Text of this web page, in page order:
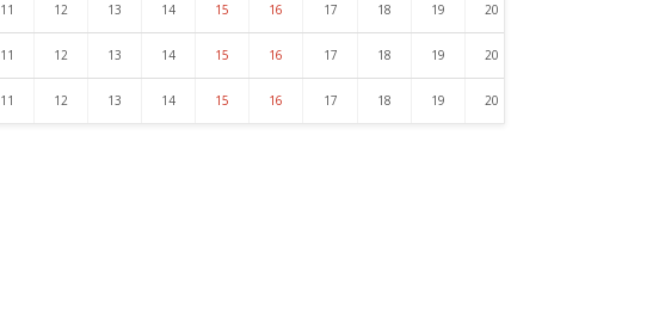
11 12 13 14 15 16 17 18 19 20
11 12 13 14 15 16 17 18 19 20
11 12 13 14 15 16 17 18 19 20